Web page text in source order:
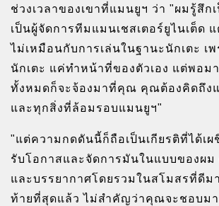
ช่วงเวลาของเขาที่แมนยูฯ ว่า "ผมรู้สึก
เป็นผู้จัดการทีมแมนเชสเตอร์ยูไนเต็ด
ไม่เหมือนกับการเล่นในฐานะนักเตะ เ
นักเตะ แค่ทำหน้าที่ของตัวเอง แต่พอม
ทั้งหมดก็จะจ้องมาที่คุณ คุณต้องคิดถึง
และทุกสิ่งที่ล้อมรอบแมนยูฯ"
"แต่ความกดดันนี้ก็ถือเป็นเกียรติที่ได้เผ
รับโอกาสและจัดการมันในแบบของผ
และบรรยากาศโดยรวมในสโมสรที่ดีม
ท้ายที่สุดแล้ว ไม่สำคัญว่าคุณจะชอบม